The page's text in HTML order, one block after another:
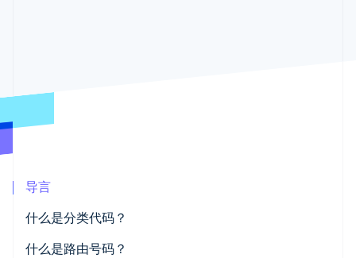
Radar
Atlas
碳移除
导言
什么是分类代码？
什么是路由号码？